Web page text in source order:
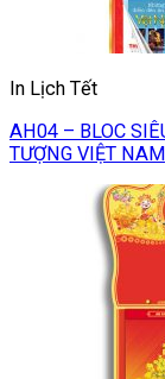
In Lịch Tết
AH04 – BLOC
TƯỢNG VIỆT NAM